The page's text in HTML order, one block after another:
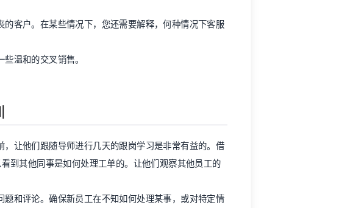
客户。在某些情况下，您还需要解释，何种情况下客服
温和的交叉销售。
让他们跟随导师进行几天的跟岗学习是非常有益的。借
到其他同事是如何处理工单的。让他们观察其他员工的
和评论。确保新员工在不知如何处理某事，或对特定情